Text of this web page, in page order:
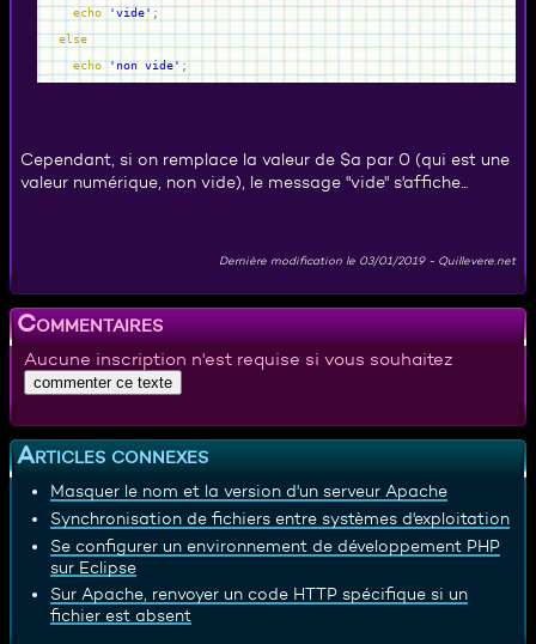
echo 'vide';
else
echo 'non vide';
Cependant, si on remplace la valeur de $a par 0 (qui est une
valeur numérique, non vide), le message "vide" s'affiche...
Dernière modification le 03/01/2019- Quillevere.net
Commentaires
Aucune inscription n'est requise si vous souhaitez
Articles connexes
Masquer le nom et la version d'un serveur Apache
Synchronisation de fichiers entre systèmes d'exploitation
Se configurer un environnement de développement PHP
sur Eclipse
Sur Apache, renvoyer un code HTTP spécifique si un
fichier est absent